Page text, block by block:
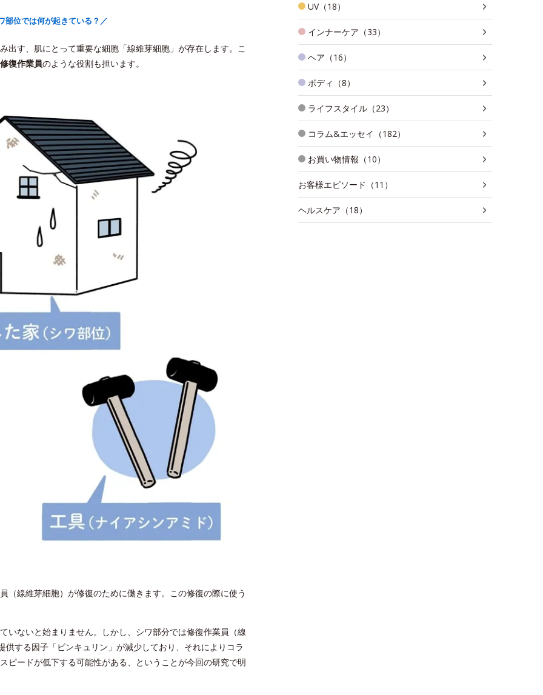
部位では何が起きている？／
出す、肌にとって重要な細胞「線維芽細胞」が存在します。こ
修復作業員のような役割も担います。
（線維芽細胞）が修復のために働きます。この修復の際に使う
いないと始まりません。しかし、シワ部分では修復作業員（線
する因子「ビンキュリン」が減少しており、それによりコラ
ピードが低下する可能性がある、ということが今回の研究で明
UV（18）
インナーケア（33）
ヘア（16）
ボディ（8）
ライフスタイル（23）
コラム&エッセイ（182）
お買い物情報（10）
お客様エピソード（11）
ヘルスケア（18）